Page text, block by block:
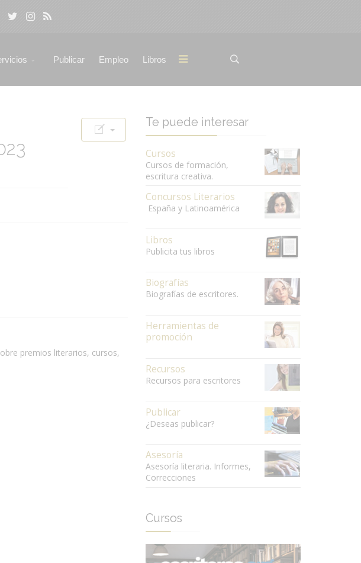
Publicar Empleo Libros
premios literarios, cursos,
Te puede interesar
Cursos
Cursos de formación,
escritura creativa.
Concursos Literarios
España y Latinoamérica
Libros
Publicita tus libros
Biografías
Biografías de escritores.
Herramientas de
promoción
Recursos
Recursos para escritores
Publicar
¿Deseas publicar?
Asesoría
Asesoría literaria. Informes,
Correcciones
Cursos